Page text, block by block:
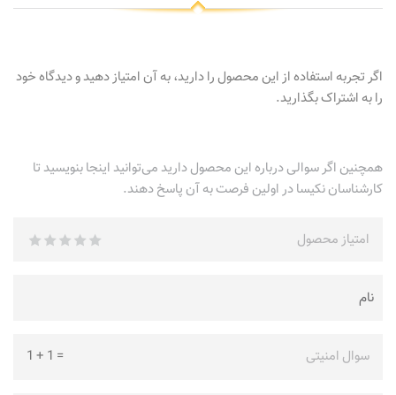
اگر تجربه استفاده از این محصول را دارید، به آن امتیاز دهید و دیدگاه خود
را به اشتراک بگذارید.
همچنین اگر سوالی درباره این محصول دارید می‌توانید اینجا بنویسید تا
کارشناسان نکیسا در اولین فرصت به آن پاسخ دهند.
امتیاز محصول
سوال امنیتی =
1
+
1